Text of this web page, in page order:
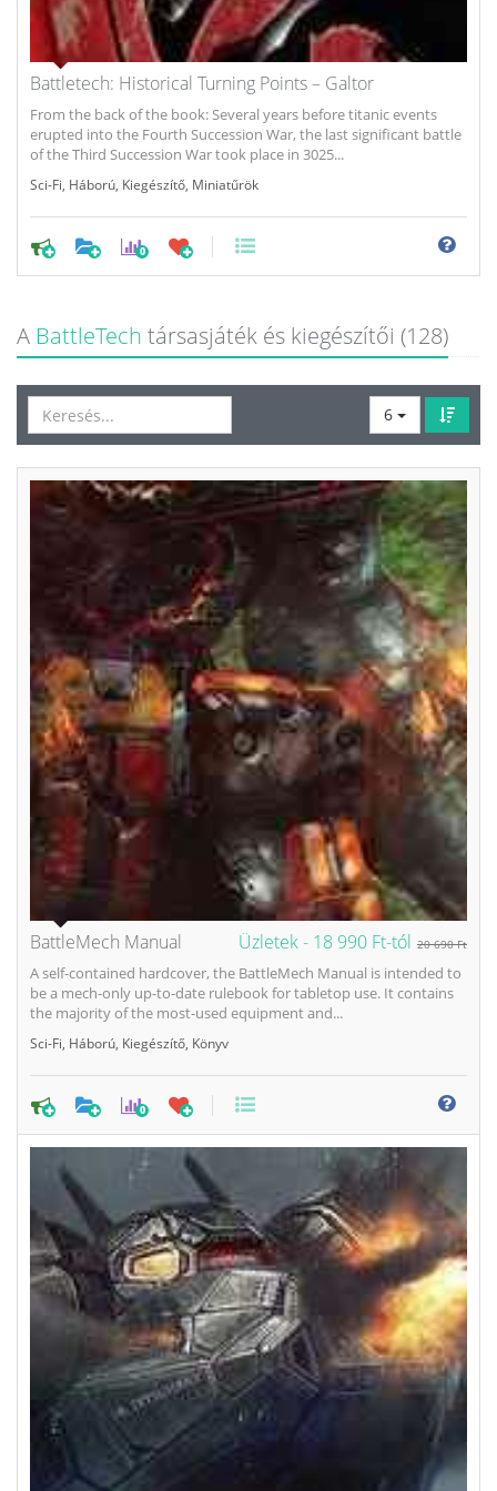
Battletech: Historical Turning Points – Galtor
From the back of the book: Several years before titanic events
erupted into the Fourth Succession War, the last significant battle
of the Third Succession War took place in 3025...
Sci-Fi, Háború, Kiegészítő, Miniatűrök
0
A BattleTech társasjáték és kiegészítői (128)
6
Üzletek - 18 990 Ft-tól 20 690 Ft
BattleMech Manual
A self-contained hardcover, the BattleMech Manual is intended to
be a mech-only up-to-date rulebook for tabletop use. It contains
the majority of the most-used equipment and...
Sci-Fi, Háború, Kiegészítő, Könyv
0